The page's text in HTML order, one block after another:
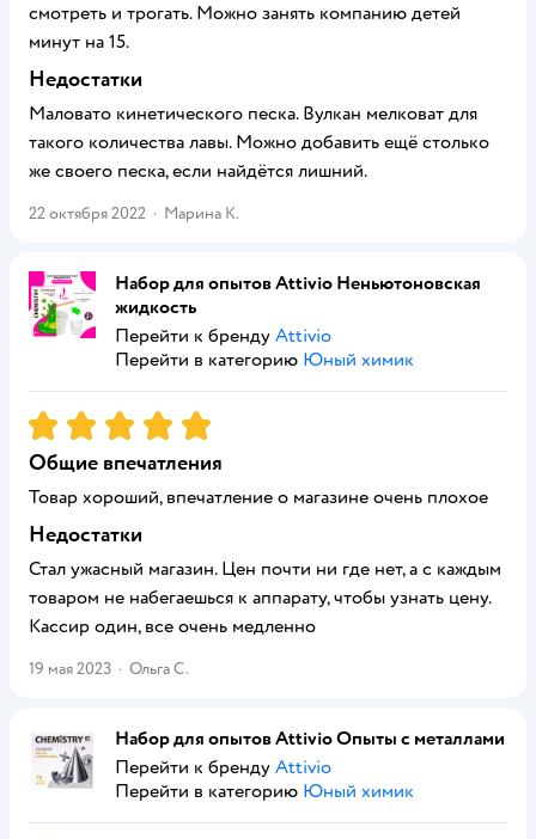
смотреть и трогать. Можно занять компанию детей
минут на 15.
Недостатки
Маловато кинетического песка. Вулкан мелковат для
такого количества лавы. Можно добавить ещё столько
же своего песка, если найдётся лишний.
22 октября 2022 · Марина К.
Набор для опытов Attivio Неньютоновская
жидкость
Перейти к бренду Attivio
Перейти в категорию Юный химик
Рейтинг:5
Общие впечатления
Товар хороший, впечатление о магазине очень плохое
Недостатки
Стал ужасный магазин. Цен почти ни где нет, а с каждым
товаром не набегаешься к аппарату, чтобы узнать цену.
Кассир один, все очень медленно
19 мая 2023 · Ольга С.
Набор для опытов Attivio Опыты с металлами
Перейти к бренду Attivio
Перейти в категорию Юный химик